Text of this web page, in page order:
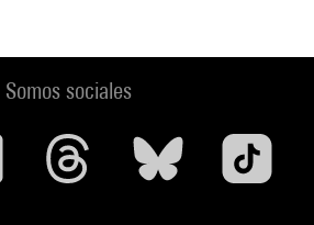
Somos sociales